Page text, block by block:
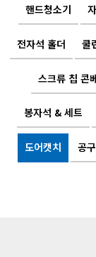
핸드청소기
전자석 홀더 쿨
스크류 칩 콘
봉자석 & 세트
도어캣치 공